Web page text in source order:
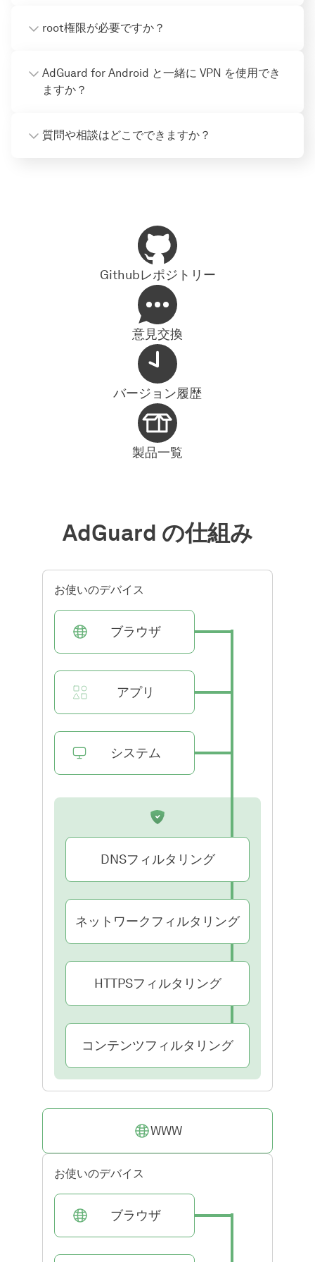
root権限が必要ですか？
AdGuard for Android と一緒に VPN を使用でき
ますか？
質問や相談はどこでできますか？
Githubレポジトリー
意見交換
バージョン履歴
製品一覧
AdGuard の仕組み
お使いのデバイス
ブラウザ
アプリ
システム
DNSフィルタリング
ネットワークフィルタリング
HTTPSフィルタリング
コンテンツフィルタリング
WWW
お使いのデバイス
ブラウザ